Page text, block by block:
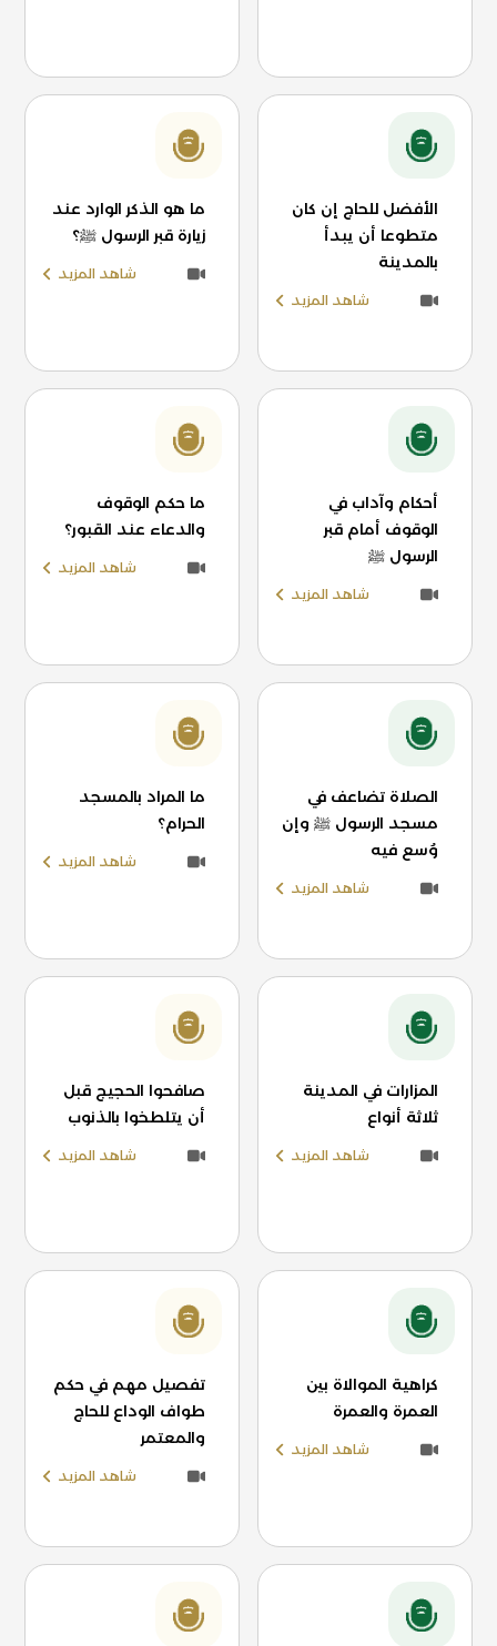
الأفضل للحاج إن كان
متطوعا أن يبدأ
بالمدينة
شاهد المزيد
ما هو الذكر الوارد عند
زيارة قبر الرسول ﷺ؟
شاهد المزيد
أحكام وآداب في
الوقوف أمام قبر
الرسول ﷺ
شاهد المزيد
ما حكم الوقوف
والدعاء عند القبور؟
شاهد المزيد
الصلاة تضاعف في
مسجد الرسول ﷺ وإن
وُسع فيه
شاهد المزيد
ما المراد بالمسجد
الحرام؟
شاهد المزيد
المزارات في المدينة
ثلاثة أنواع
شاهد المزيد
صافحوا الحجيج قبل
أن يتلطخوا بالذنوب
شاهد المزيد
كراهية الموالاة بين
العمرة والعمرة
شاهد المزيد
تفصيل مهم في حكم
طواف الوداع للحاج
والمعتمر
شاهد المزيد